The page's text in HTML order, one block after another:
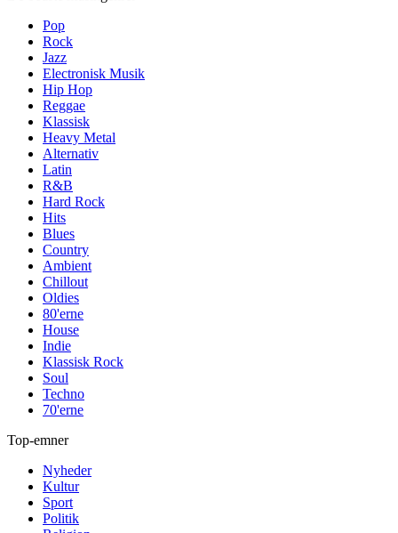
Pop
Rock
Jazz
Electronisk Musik
Hip Hop
Reggae
Klassisk
Heavy Metal
Alternativ
Latin
R&B
Hard Rock
Hits
Blues
Country
Ambient
Chillout
Oldies
80'erne
House
Indie
Klassisk Rock
Soul
Techno
70'erne
Top-emner
Nyheder
Kultur
Sport
Politik